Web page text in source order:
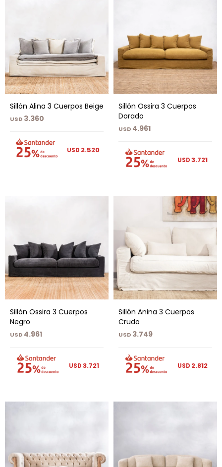
Sillón Alina 3 Cuerpos Beige
USD 3.360
USD 2.520
Sillón Ossira 3 Cuerpos
Dorado
USD 4.961
USD3.721
Sillón Ossira 3 Cuerpos
Negro
USD 4.961
USD3.721
Sillón Anina 3 Cuerpos
Crudo
USD 3.749
USD 2.812